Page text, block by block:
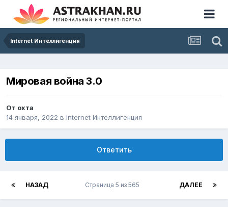
Internet Интеллигенция
Мировая война 3.0
От охта
14 января, 2022 в Internet Интеллигенция
Ответить
НАЗАД ДАЛЕЕ
Страница 5 из 565